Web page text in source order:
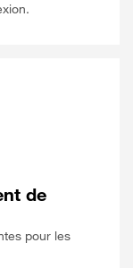
de
pour les